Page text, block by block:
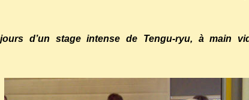
d’un stage intense de Tengu-ryu, à main